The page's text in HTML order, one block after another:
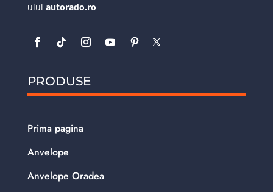
ului autorado.ro
PRODUSE
Prima pagina
Anvelope
Anvelope Oradea